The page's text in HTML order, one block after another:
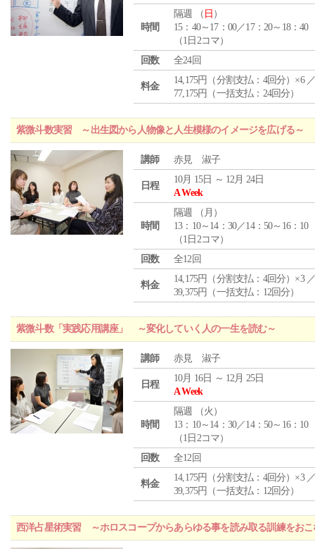
時間
隔週 （ 日 ）
15：40～17：00／17：20～18：40
（1日2コマ）
回数
全24回
料金
14,175円（分割支払：4回分）×6
77,175円（一括支払：24回分）
紫微斗数実習 ～出生図から人物像と人生模様のイメージを広げる～
講師 赤見 淑子
日程
10月 15日 ～ 12月 24日
A Week
時間
隔週 （ 月 ）
13：10～14：30／14：50～16：10
（1日2コマ）
回数
全12回
料金
14,175円（分割支払：4回分）×3
39,375円（一括支払：12回分）
紫微斗数「実践応用講座」 ～変化していく人の一生を読む～
講師 赤見 淑子
日程
10月 16日 ～ 12月 25日
A Week
時間
隔週 （火 ）
13：10～14：30／14：50～16：10
（1日2コマ）
回数
全12回
料金
14,175円（分割支払：4回分）×3
39,375円（一括支払：12回分）
西洋占星術実習 ～ホロスコープからあらゆる事を読み取る訓練をおこ